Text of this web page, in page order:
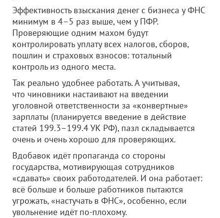
Эффективность взыскания денег с бизнеса у ФНС
минимум в 4–5 раз выше, чем у ПФР.
Проверяющие одним махом будут
контролировать уплату всех налогов, сборов,
пошлин и страховых взносов: тотальный
контроль из одного места.
Так реально удобнее работать. А учитывая,
что чиновники настаивают на введении
уголовной ответственности за «конвертные»
зарплаты (планируется введение в действие
статей 199.3–199.4 УК РФ), пазл складывается
очень и очень хорошо для проверяющих.
Вдобавок идёт пропаганда со стороны
государства, мотивирующая сотрудников
«сдавать» своих работодателей. И она работает:
всё больше и больше работников пытаются
угрожать, «настучать в ФНС», особенно, если
увольнение идёт по-плохому.